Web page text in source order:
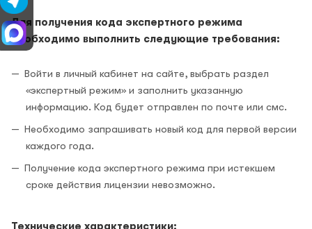
Для получения кода экспертного режима
необходимо выполнить следующие требования:
Войти в личный кабинет на сайте, выбрать раздел
«экспертный режим» и заполнить указанную
информацию. Код будет отправлен по почте или смс.
Необходимо запрашивать новый код для первой версии
каждого года.
Получение кода экспертного режима при истекшем
сроке действия лицензии невозможно.